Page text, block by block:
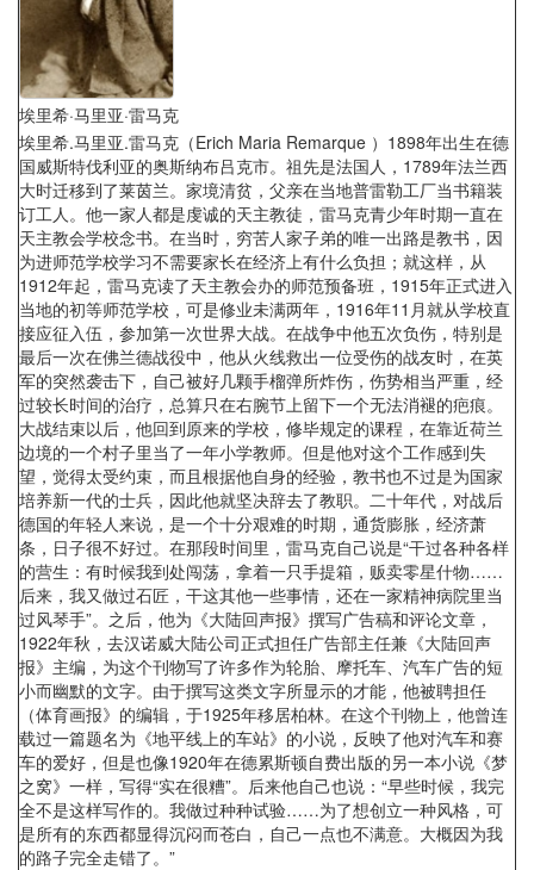
埃里希·马里亚·雷马克
埃里希.马里亚.雷马克（Erich Maria Remarque ）1898年出生在德
国威斯特伐利亚的奥斯纳布吕克市。祖先是法国人，1789年法兰西
大时迁移到了莱茵兰。家境清贫，父亲在当地普雷勒工厂当书籍装
订工人。他一家人都是虔诚的天主教徒，雷马克青少年时期一直在
天主教会学校念书。在当时，穷苦人家子弟的唯一出路是教书，因
为进师范学校学习不需要家长在经济上有什么负担；就这样，从
1912年起，雷马克读了天主教会办的师范预备班，1915年正式进入
当地的初等师范学校，可是修业未满两年，1916年11月就从学校直
接应征入伍，参加第一次世界大战。在战争中他五次负伤，特别是
最后一次在佛兰德战役中，他从火线救出一位受伤的战友时，在英
军的突然袭击下，自己被好几颗手榴弹所炸伤，伤势相当严重，经
过较长时间的治疗，总算只在右腕节上留下一个无法消褪的疤痕。
大战结束以后，他回到原来的学校，修毕规定的课程，在靠近荷兰
边境的一个村子里当了一年小学教师。但是他对这个工作感到失
望，觉得太受约束，而且根据他自身的经验，教书也不过是为国家
培养新一代的士兵，因此他就坚决辞去了教职。二十年代，对战后
德国的年轻人来说，是一个十分艰难的时期，通货膨胀，经济萧
条，日子很不好过。在那段时间里，雷马克自己说是“干过各种各样
的营生：有时候我到处闯荡，拿着一只手提箱，贩卖零星什物……
后来，我又做过石匠，干这其他一些事情，还在一家精神病院里当
过风琴手”。之后，他为《大陆回声报》撰写广告稿和评论文章，
1922年秋，去汉诺威大陆公司正式担任广告部主任兼《大陆回声
报》主编，为这个刊物写了许多作为轮胎、摩托车、汽车广告的短
小而幽默的文字。由于撰写这类文字所显示的才能，他被聘担任
（体育画报》的编辑，于1925年移居柏林。在这个刊物上，他曾连
载过一篇题名为《地平线上的车站》的小说，反映了他对汽车和赛
车的爱好，但是也像1920年在德累斯顿自费出版的另一本小说《梦
之窝》一样，写得“实在很糟”。后来他自己也说：“早些时候，我完
全不是这样写作的。我做过种种试验……为了想创立一种风格，可
是所有的东西都显得沉闷而苍白，自己一点也不满意。大概因为我
的路子完全走错了。”